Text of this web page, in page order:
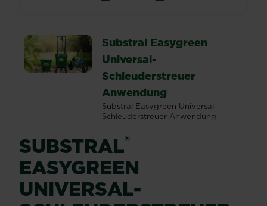
Substral Easygreen
Universal-
Schleuderstreuer
Anwendung
Substral Easygreen Universal-
Schleuderstreuer Anwendung
SUBSTRAL®
EASYGREEN
UNIVERSAL-